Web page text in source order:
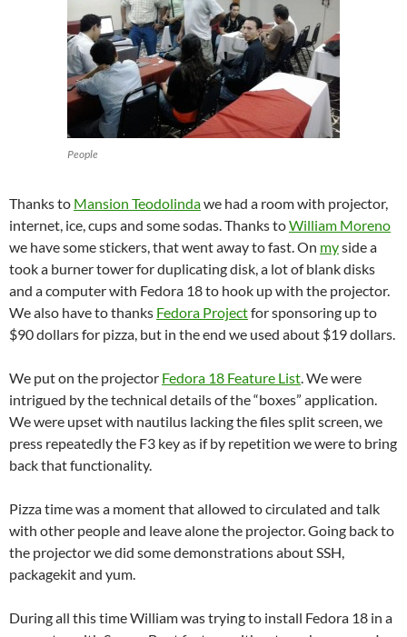
People
Thanks to Mansion Teodolindawe had a room with projector,
internet, ice, cups and some sodas. Thanks toWilliam Moreno
we have some stickers, that went away to fast. On myside a
took a burner tower for duplicating disk, a lot of blank disks
and a computer with Fedora 18 to hook up with the projector.
We also have to thanks Fedora Projectfor sponsoring up to
$90 dollars for pizza, but in the end we used about $19 dollars.
We put on the projector Fedora 18 Feature List. We were
intrigued by the technical details of the “boxes” application.
We were upset with nautilus lacking the files split screen, we
press repeatedly the F3 key as if by repetition we were to bring
back that functionality.
Pizza time was a moment that allowed to circulated and talk
with other people and leave alone the projector. Going back to
the projector we did some demonstrations about SSH,
packagekit and yum.
During all this time William was trying to install Fedora 18 in a